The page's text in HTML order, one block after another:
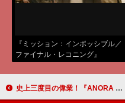
『ミッション：インポッシブル／
ファイナル・レコニング』
PICTURES.
史上三度目の偉業！『ANORA アノーラ』カンヌとのダブル制覇を引き寄せたアカデミー賞のウーマンパワー【コラム】